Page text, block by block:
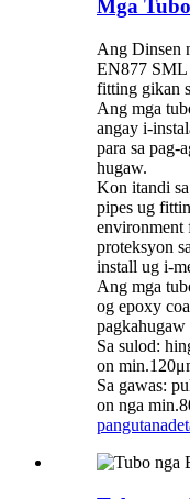
Mga
Ang Dinsen
EN877 SML
fitting gikan
Ang mga
angay i-
para sa pag-
hugaw.
Kon itandi
pipes ug
environment
proteksyon
install ug i-
Ang mga
og epoxy
pagkahugaw
Sa sulod:
on
Sa gawas:
on nga
pangutana